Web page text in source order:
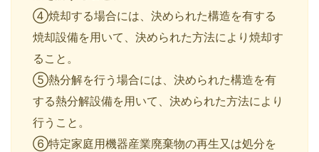
④焼却する場合には、決められた構造を有する
焼却設備を用いて、決められた方法により焼却す
ること。
⑤熱分解を行う場合には、決められた構造を有
する熱分解設備を用いて、決められた方法により
行うこと。
⑥特定家庭用機器産業廃棄物の再生又は処分を